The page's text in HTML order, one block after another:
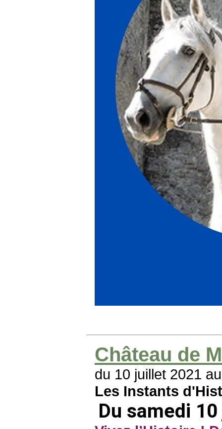
Château de
du 10 juillet 2021
Les Instants
Du samedi